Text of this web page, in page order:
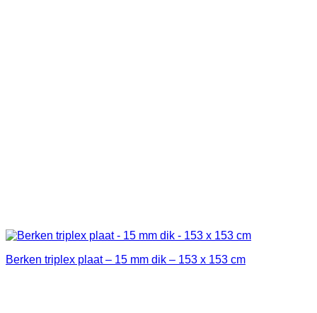
Berken triplex plaat – 15 mm dik – 153 x 153 cm